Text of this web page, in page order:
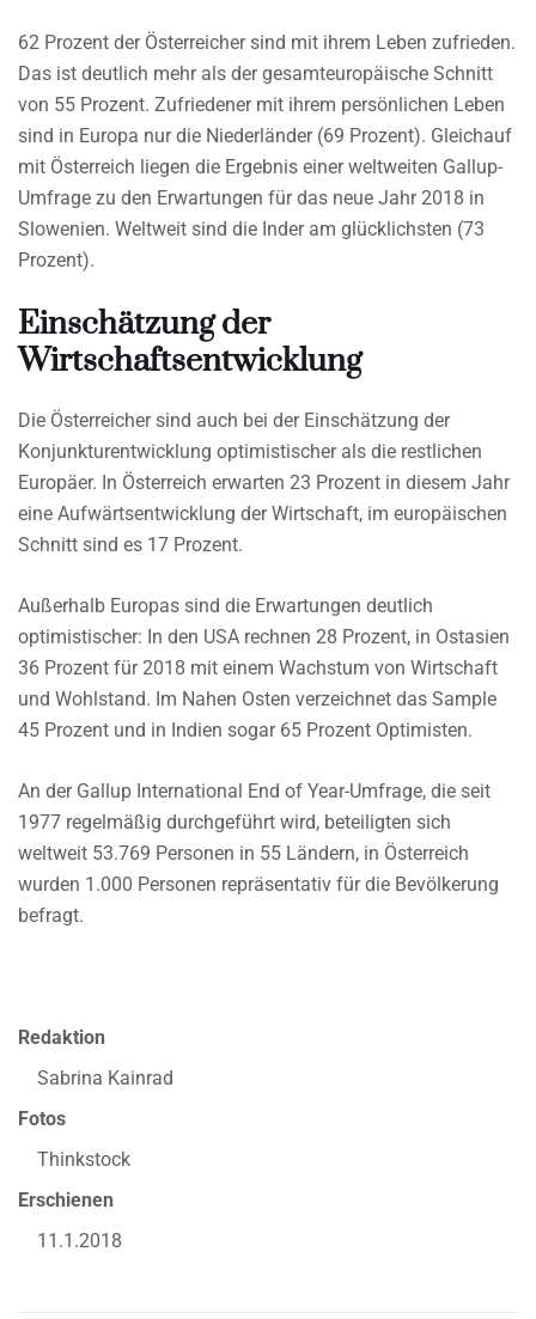
62 Prozent der Österreicher sind mit ihrem Leben zufrieden.
Das ist deutlich mehr als der gesamteuropäische Schnitt
von 55 Prozent. Zufriedener mit ihrem persönlichen Leben
sind in Europa nur die Niederländer (69 Prozent). Gleichauf
mit Österreich liegen die Ergebnis einer weltweiten Gallup-
Umfrage zu den Erwartungen für das neue Jahr 2018 in
Slowenien. Weltweit sind die Inder am glücklichsten (73
Prozent).
Einschätzung der
Wirtschaftsentwicklung
Die Österreicher sind auch bei der Einschätzung der
Konjunkturentwicklung optimistischer als die restlichen
Europäer. In Österreich erwarten 23 Prozent in diesem Jahr
eine Aufwärtsentwicklung der Wirtschaft, im europäischen
Schnitt sind es 17 Prozent.
Außerhalb Europas sind die Erwartungen deutlich
optimistischer: In den USA rechnen 28 Prozent, in Ostasien
36 Prozent für 2018 mit einem Wachstum von Wirtschaft
und Wohlstand. Im Nahen Osten verzeichnet das Sample
45 Prozent und in Indien sogar 65 Prozent Optimisten.
An der Gallup International End of Year-Umfrage, die seit
1977 regelmäßig durchgeführt wird, beteiligten sich
weltweit 53.769 Personen in 55 Ländern, in Österreich
wurden 1.000 Personen repräsentativ für die Bevölkerung
befragt.
Redaktion
Sabrina Kainrad
Fotos
Thinkstock
Erschienen
11.1.2018